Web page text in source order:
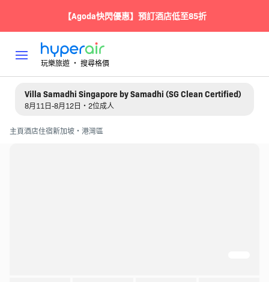
【Agoda快閃優惠】預訂酒店低至85折
玩樂旅遊 ‧ 搜尋格價
Villa Samadhi Singapore by Samadhi (SG Clean Certified)
8月11日-8月12日・2位成人
主頁酒店住宿新加坡・港灣區